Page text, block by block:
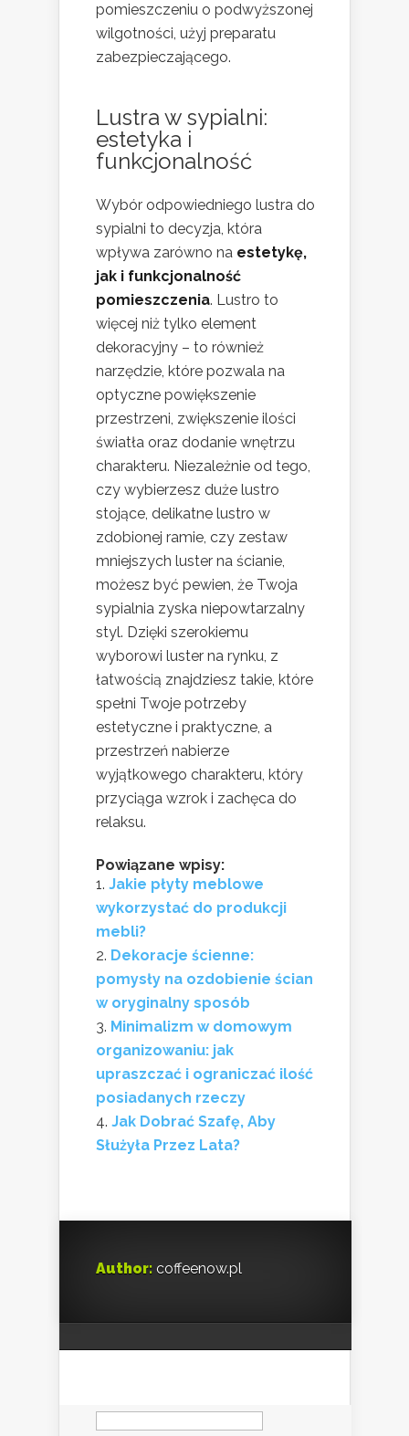
pomieszczeniu o podwyższonej
wilgotności, użyj preparatu
zabezpieczającego.
Lustra w sypialni:
estetyka i
funkcjonalność
Wybór odpowiedniego lustra do
sypialni to decyzja, która
wpływa zarówno na estetykę,
jak i funkcjonalność
pomieszczenia. Lustro to
więcej niż tylko element
dekoracyjny – to również
narzędzie, które pozwala na
optyczne powiększenie
przestrzeni, zwiększenie ilości
światła oraz dodanie wnętrzu
charakteru. Niezależnie od tego,
czy wybierzesz duże lustro
stojące, delikatne lustro w
zdobionej ramie, czy zestaw
mniejszych luster na ścianie,
możesz być pewien, że Twoja
sypialnia zyska niepowtarzalny
styl. Dzięki szerokiemu
wyborowi luster na rynku, z
łatwością znajdziesz takie, które
spełni Twoje potrzeby
estetyczne i praktyczne, a
przestrzeń nabierze
wyjątkowego charakteru, który
przyciąga wzrok i zachęca do
relaksu.
Powiązane wpisy:
Jakie płyty meblowe
wykorzystać do produkcji
mebli?
Dekoracje ścienne:
pomysły na ozdobienie ścian
w oryginalny sposób
Minimalizm w domowym
organizowaniu: jak
upraszczać i ograniczać ilość
posiadanych rzeczy
Jak Dobrać Szafę, Aby
Służyła Przez Lata?
Author: coffeenow.pl
Szukaj: